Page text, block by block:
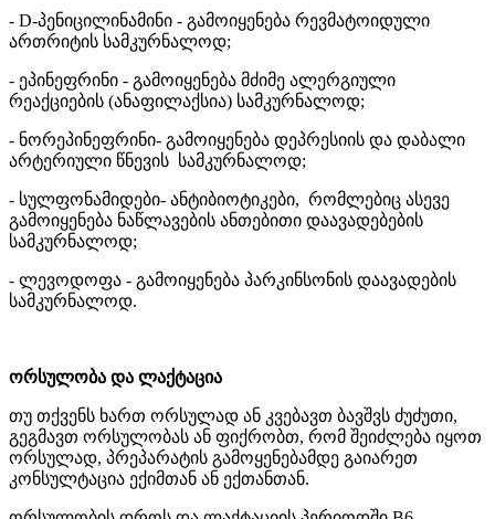
- D-პენიცილინამინი - გამოიყენება რევმატოიდული
ართრიტის სამკურნალოდ;
- ეპინეფრინი - გამოიყენება მძიმე ალერგიული
რეაქციების (ანაფილაქსია) სამკურნალოდ;
- ნორეპინეფრინი- გამოიყენება დეპრესიის და დაბალი
არტერიული წნევის სამკურნალოდ;
- სულფონამიდები- ანტიბიოტიკები, რომლებიც ასევე
გამოიყენება ნაწლავების ანთებითი დაავადებების
სამკურნალოდ;
- ლევოდოფა - გამოიყენება პარკინსონის დაავადების
სამკურნალოდ.
ორსულობა და ლაქტაცია
თუ თქვენს ხართ ორსულად ან კვებავთ ბავშვს ძუძუთი,
გეგმავთ ორსულობას ან ფიქრობთ, რომ შეიძლება იყოთ
ორსულად, პრეპარატის გამოყენებამდე გაიარეთ
კონსულტაცია ექიმთან ან ექთანთან.